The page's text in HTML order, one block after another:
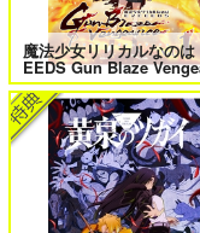
カート
＃ラブコメ好きとこっそり繋
い
魔法少女リリカルなの
EEDS Gun Blaze